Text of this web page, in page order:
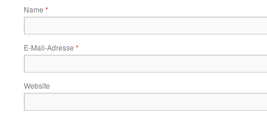
Name *
E-Mail-Adresse *
Website